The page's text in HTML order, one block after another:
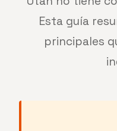
Esta guía
principales